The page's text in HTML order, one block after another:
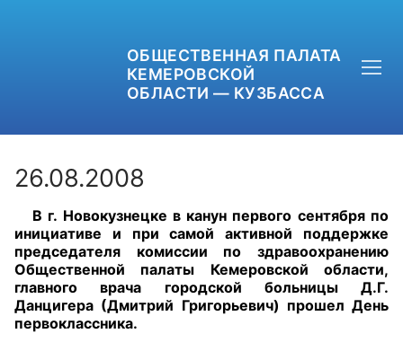
ОБЩЕСТВЕННАЯ ПАЛАТА
КЕМЕРОВСКОЙ
ОБЛАСТИ — КУЗБАССА
+7 (3842) 58-82-40
OPKO42@BK.RU
ОБРАТНАЯ СВЯЗЬ
26.08.2008
В г. Новокузнецке в канун первого сентября по
инициативе и при самой активной поддержке
председателя комиссии по здравоохранению
Общественной палаты Кемеровской области,
главного врача городской больницы Д.Г.
Данцигера (Дмитрий Григорьевич) прошел День
первоклассника.